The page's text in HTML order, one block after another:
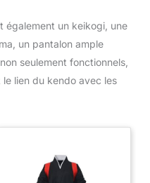
également un keikogi, une
un pantalon ample
seulement fonctionnels,
lien du kendo avec les